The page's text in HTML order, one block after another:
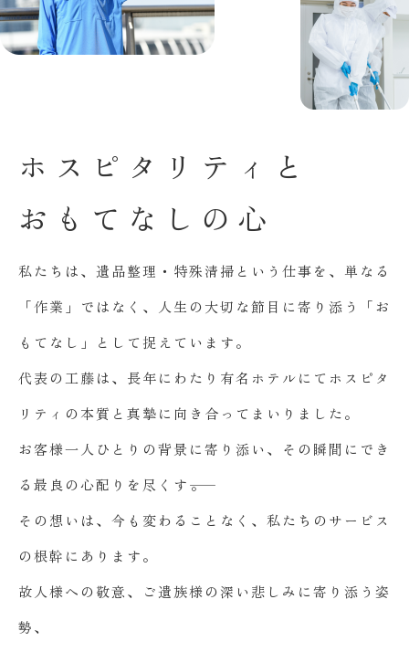
ホ ス ピ タ リ テ ィ と
お も て な し の 心
私たちは、遺品整理・特殊清掃という仕事を、単なる
「作業」ではなく、人生の大切な節目に寄り添う「お
もてなし」として捉えています。
代表の工藤は、長年にわたり有名ホテルにてホスピタ
リティの本質と真摯に向き合ってまいりました。
お客様一人ひとりの背景に寄り添い、その瞬間にでき
る最良の心配りを尽くす――。
その想いは、今も変わることなく、私たちのサービス
の根幹にあります。
故人様への敬意、ご遺族様の深い悲しみに寄り添う姿
勢、